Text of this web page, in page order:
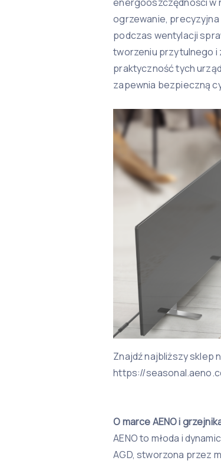
ogrzewanie,
podczas wentylacji
tworzeniu przytulnego i
praktyczność tych
zapewnia bezpieczną
Znajdź najbliższy
https://
O marce AENO i
AENO to młoda i
AGD, stworzona przez